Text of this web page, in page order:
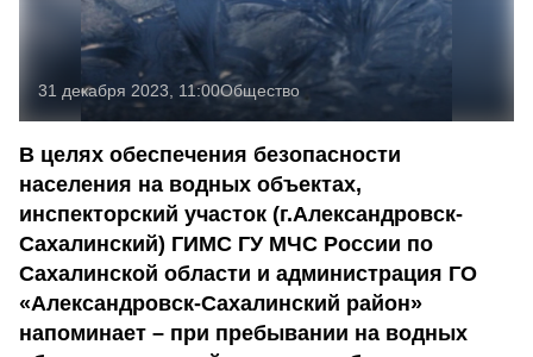
31 декабря 2023, 11:00Общество
В целях обеспечения безопасности
населения на водных объектах,
инспекторский участок (г.Александровск-
Сахалинский) ГИМС ГУ МЧС России по
Сахалинской области и администрация ГО
«Александровск-Сахалинский район»
напоминает – при пребывании на водных